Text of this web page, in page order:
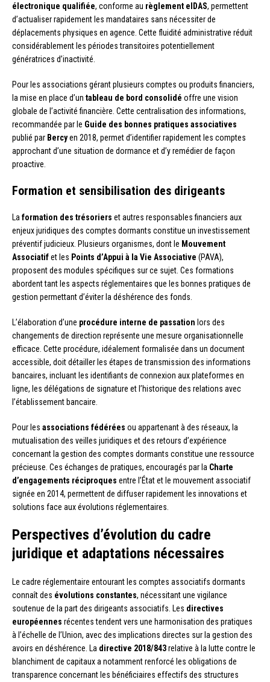
électronique qualifiée, conforme au règlement eIDAS, permettent
d’actualiser rapidement les mandataires sans nécessiter de
déplacements physiques en agence. Cette fluidité administrative réduit
considérablement les périodes transitoires potentiellement
génératrices d’inactivité.
Pour les associations gérant plusieurs comptes ou produits financiers,
la mise en place d’un tableau de bord consolidé offre une vision
globale de l’activité financière. Cette centralisation des informations,
recommandée par le Guide des bonnes pratiques associatives
publié par Bercyen 2018, permet d’identifier rapidement les comptes
approchant d’une situation de dormance et d’y remédier de façon
proactive.
Formation et sensibilisation des dirigeants
Laformation des trésoriers et autres responsables financiers aux
enjeux juridiques des comptes dormants constitue un investissement
préventif judicieux. Plusieurs organismes, dont le Mouvement
Associatifet les Points d’Appui à la Vie Associative (PAVA),
proposent des modules spécifiques sur ce sujet. Ces formations
abordent tant les aspects réglementaires que les bonnes pratiques de
gestion permettant d’éviter la déshérence des fonds.
L’élaboration d’une procédure interne de passation lors des
changements de direction représente une mesure organisationnelle
efficace. Cette procédure, idéalement formalisée dans un document
accessible, doit détailler les étapes de transmission des informations
bancaires, incluant les identifiants de connexion aux plateformes en
ligne, les délégations de signature et l’historique des relations avec
l’établissement bancaire.
Pour les associations fédérées ou appartenant à des réseaux, la
mutualisation des veilles juridiques et des retours d’expérience
concernant la gestion des comptes dormants constitue une ressource
précieuse. Ces échanges de pratiques, encouragés par la Charte
d’engagements réciproques entre l’État et le mouvement associatif
signée en 2014, permettent de diffuser rapidement les innovations et
solutions face aux évolutions réglementaires.
Perspectives d’évolution du cadre
juridique et adaptations nécessaires
Le cadre réglementaire entourant les comptes associatifs dormants
connaît des évolutions constantes, nécessitant une vigilance
soutenue de la part des dirigeants associatifs. Les directives
européennes récentes tendent vers une harmonisation des pratiques
à l’échelle de l’Union, avec des implications directes sur la gestion des
avoirs en déshérence. La directive 2018/843relative à la lutte contre le
blanchiment de capitaux a notamment renforcé les obligations de
transparence concernant les bénéficiaires effectifs des structures